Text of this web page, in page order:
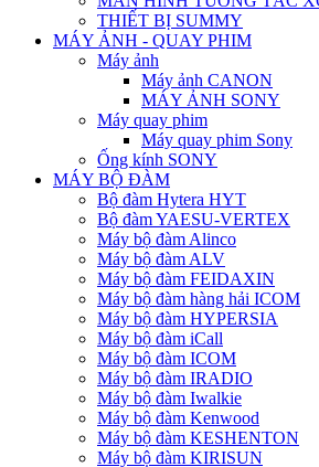
THIẾT BỊ SUMMY
MÁY ẢNH - QUAY PHIM
Máy ảnh
Máy ảnh CANON
MÁY ẢNH SONY
Máy quay phim
Máy quay phim Sony
Ống kính SONY
MÁY BỘ ĐÀM
Bộ đàm Hytera HYT
Bộ đàm YAESU-VERTEX
Máy bộ đàm Alinco
Máy bộ đàm ALV
Máy bộ đàm FEIDAXIN
Máy bộ đàm hàng hải ICOM
Máy bộ đàm HYPERSIA
Máy bộ đàm iCall
Máy bộ đàm ICOM
Máy bộ đàm IRADIO
Máy bộ đàm Iwalkie
Máy bộ đàm Kenwood
Máy bộ đàm KESHENTON
Máy bộ đàm KIRISUN